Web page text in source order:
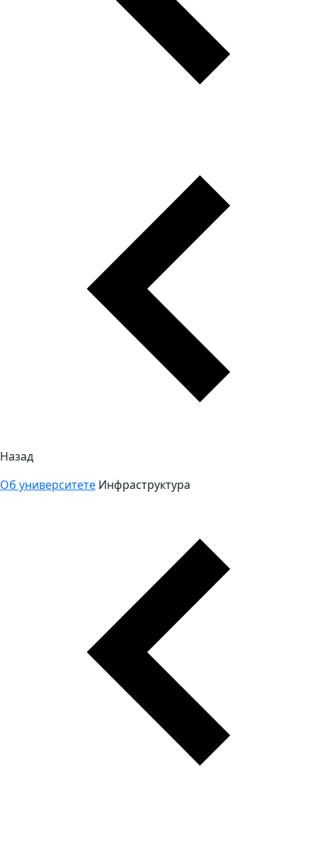
Назад
Об университете Инфраструктура